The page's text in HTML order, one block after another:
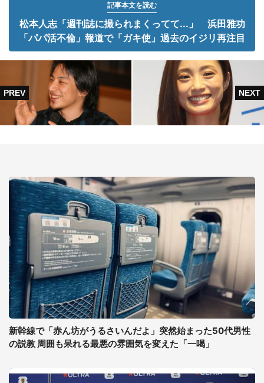
記事本文を読む
松本人志「週刊誌に撮られまくってて...」 浜田雅功
「パパ活不倫」報道で「ガキ使」過去のイジリ再注目
新幹線で「赤ん坊がうるさいんだよ」突然始まった50代男性
の説教 周囲も呆れる最悪の雰囲気を変えた「一喝」